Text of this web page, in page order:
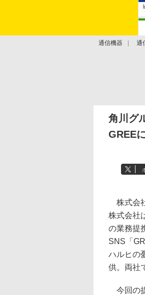
通信機器 通
角川グ
GREE
株式会
株式会社
の業務提
SNS「
ハルヒの
供。両社
今回の